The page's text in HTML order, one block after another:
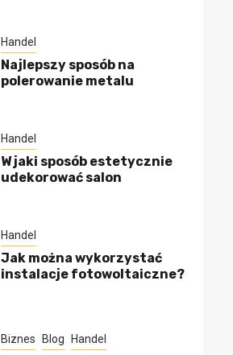
Handel
Najlepszy sposób na
polerowanie metalu
Handel
W jaki sposób estetycznie
udekorować salon
Handel
Jak można wykorzystać
instalacje fotowoltaiczne?
Biznes Blog Handel